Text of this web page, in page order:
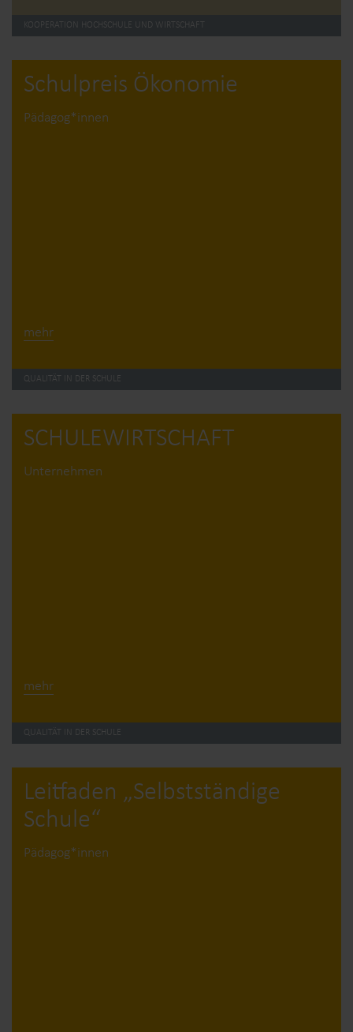
KOOPERATION HOCHSCHULE UND WIRTSCHAFT
Schulpreis Ökonomie
Pädagog*innen
mehr
QUALITÄT IN DER SCHULE
SCHULE­WIRTSCHAFT
Unternehmen
mehr
QUALITÄT IN DER SCHULE
Leitfaden „Selbstständige
Schule“
Pädagog*innen